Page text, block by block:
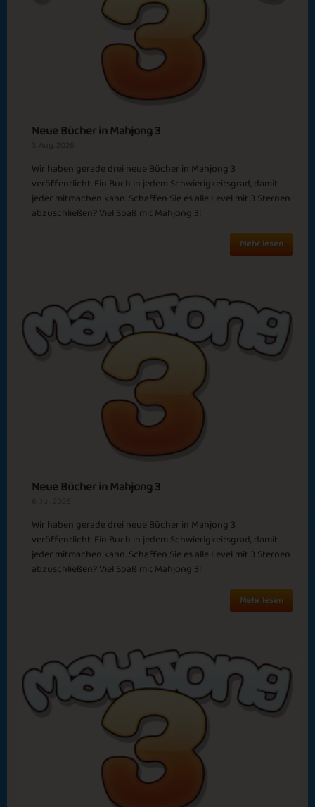
Megadog 2 Christmas Dinner
Autumn Fashion Sweet Sensation
Megadog Farwell 2024
Sweet Cocio 1961
Time after Time New Year 2024
Active Fun Missing You
Neue Bücher in Mahjong 3
Wir haben gerade drei neue Bücher in Mahjong 3
veröffentlicht. Ein Buch in jedem Schwierigkeitsgrad, damit
jeder mitmachen kann. Schaffen Sie es alle Level mit 3 Sternen
abzuschließen? Viel Spaß mit Mahjong 3!
Mehr lesen
Neue Bücher in Mahjong 3
Wir haben gerade drei neue Bücher in Mahjong 3
veröffentlicht. Ein Buch in jedem Schwierigkeitsgrad, damit
jeder mitmachen kann. Schaffen Sie es alle Level mit 3 Sternen
abzuschließen? Viel Spaß mit Mahjong 3!
Mehr lesen